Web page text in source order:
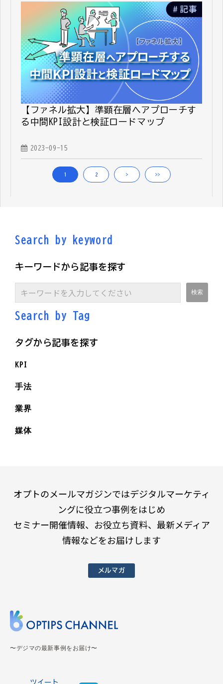
【ファネル拡大】準顕在層へアプローチす
る中間KPI設計と検証ロードマップ
2023-09-15
1 2 > >>
Search by keyword
キーワードから記事を探す
Search by Tag
タグから記事を探す
KPI
手法
業界
媒体
オプトのメールマガジンではデジタルマーケティ
ングに役立つ事例をはじめ
セミナー開催情報、お役立ち資料、最新メディア
情報などをお届けします
メルマガ
〜デジマの最新事例をお届け〜
ツイート